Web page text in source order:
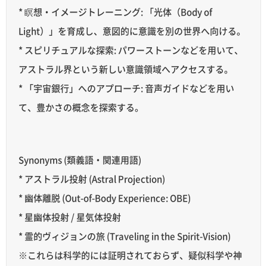
* 瞑想・イメージトレーニング: 「光体（Body of
Light）」を育成し、意図的に意識を別の世界へ向ける。
* スピリチュアルな探索: パワーストーンなどを用いて、
アストラル界という新しい意識領域へアクセスする。
* 「宇宙銀行」へのアプローチ: 音声ガイドなどを用い
て、豊かさの概念を探索する。
Synonyms (類義語・関連用語)
* アストラル投射 (Astral Projection)
* 幽体離脱 (Out-of-Body Experience: OBE)
* 星幽体投射 / 星気体投射
* 霊的ヴィジョンの旅 (Traveling in the Spirit-Vision)
※これらは科学的には証明されておらず、疑似科学や神